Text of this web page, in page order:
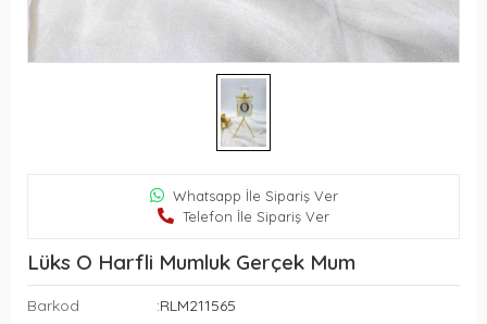
Whatsapp İle Sipariş Ver
Telefon İle Sipariş Ver
Lüks O Harfli Mumluk Gerçek Mum
Barkod :RLM211565